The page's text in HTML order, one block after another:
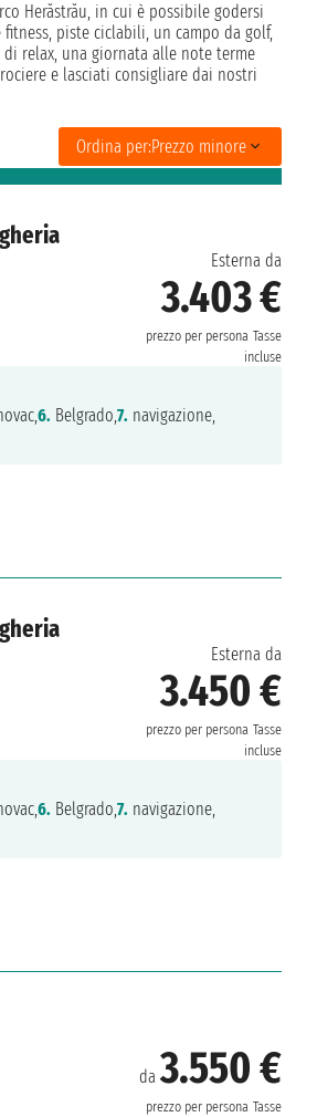
Herăstrău, in cui è possibile godersi
piste ciclabili, un campo da golf,
relax, una giornata alle note terme
e lasciati consigliare dai nostri
Ordina per:Prezzo minore
Esterna da
3.403 €
prezzo per persona Tasse
incluse
6. Belgrado,7. navigazione,
Esterna da
3.450 €
prezzo per persona Tasse
incluse
6. Belgrado,7. navigazione,
da3.550 €
prezzo per persona Tasse